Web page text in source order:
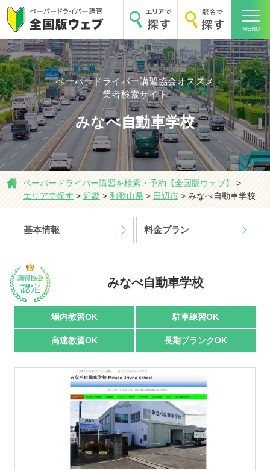
MENU
ホーム
エリアで探す
おすすめ業者
ペーパードライバー講習協会オススメ
業者検索サイト
みなべ自動車学校
ペーパードライバー講習を検索・予約【全国版ウェブ】
>
エリアで探す > 近畿 > 和歌山県 > 田辺市 > みなべ自動車学校
基本情報 料金プラン
みなべ自動車学校
場内教習OK 駐車練習OK
高速教習OK 長期ブランクOK